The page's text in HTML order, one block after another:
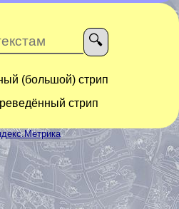
(большой) стрип
стрип